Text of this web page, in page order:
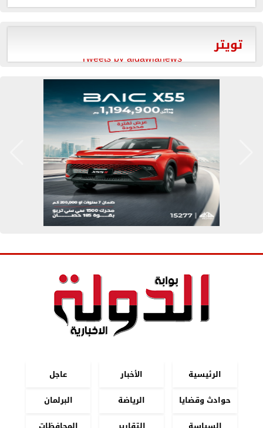
تويتر
Tweets by aldawlanews
الرئيسية الأخبار
عاجل
حوادث وقضايا
الرياضة
البرلمان